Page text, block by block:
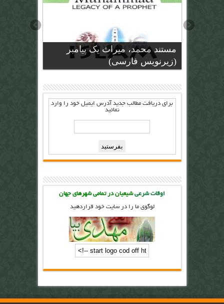
مستند محمد، میراث یک پیامبر
(زیرنویس فارسی)
برای دریافت مطالب جدید آدرس ايميل خود را وارد
نمائيد
اوقات شرعیشیعیان در تمامی شهرهای جهان
لوگوی ما را در سایت خود قراردهید